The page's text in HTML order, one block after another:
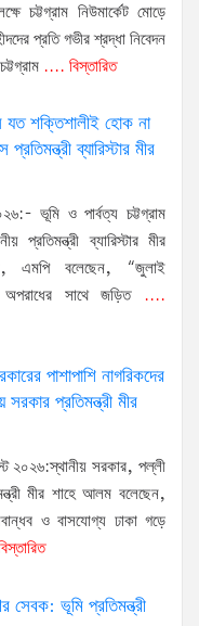
চট্টগ্রাম নিউমার্কেট মোড়ে
প্রতি গভীর শ্রদ্ধা নিবেদন
.... বিস্তারিত
যত শক্তিশালীই হোক না
ব্যারিস্টার মীর
ভূমি ও পার্বত্য চট্টগ্রাম
প্রতিমন্ত্রী ব্যারিস্টার মীর
এমপি বলেছেন, “জুলাই
সাথে জড়িত....
পাশাপাশি নাগরিকদের
প্রতিমন্ত্রী মীর
২০২৬:স্থানীয় সরকার, পল্লী
মীর শাহে আলম বলেছেন,
ও বাসযোগ্য ঢাকা গড়ে
ভূমি প্রতিমন্ত্রী